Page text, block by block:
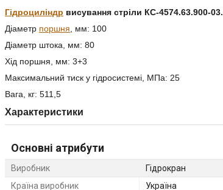
Гідроциліндр висування стріли КС-4574.63.900-
Діаметр поршня , мм: 100
Діаметр штока, мм: 80
Хід поршня, мм: 3+3
Максимальний тиск у гідросистемі, МПа: 25
Вага, кг: 511,5
Характеристики
Основні атрибути
Виробник
Гідрокран
Країна виробник
Україна